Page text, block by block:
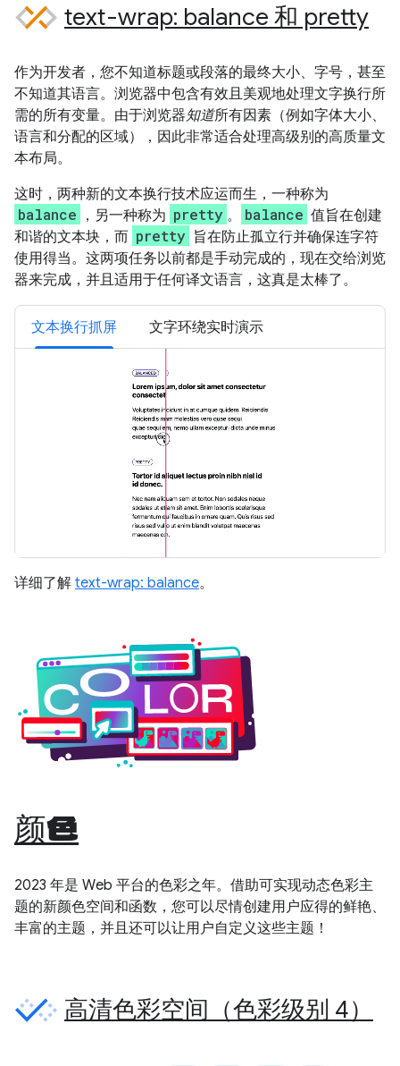
text-wrap: balance 和 pretty
作为开发者，您不知道标题或段落的最终大小、字号，甚至
不知道其语言。浏览器中包含有效且美观地处理文字换行所
需的所有变量。由于浏览器知道所有因素（例如字体大小、
语言和分配的区域），因此非常适合处理高级别的高质量文
本布局。
这时，两种新的文本换行技术应运而生，一种称为
balance ，另一种称为 pretty 。 balance 值旨在创建
和谐的文本块，而 pretty 旨在防止孤立行并确保连字符
使用得当。这两项任务以前都是手动完成的，现在交给浏览
器来完成，并且适用于任何译文语言，这真是太棒了。
文本换行抓屏 文字环绕实时演示
详细了解 text-wrap: balance。
颜色
2023 年是 Web 平台的色彩之年。借助可实现动态色彩主
题的新颜色空间和函数，您可以尽情创建用户应得的鲜艳、
丰富的主题，并且还可以让用户自定义这些主题！
高清色彩空间（色彩级别 4）